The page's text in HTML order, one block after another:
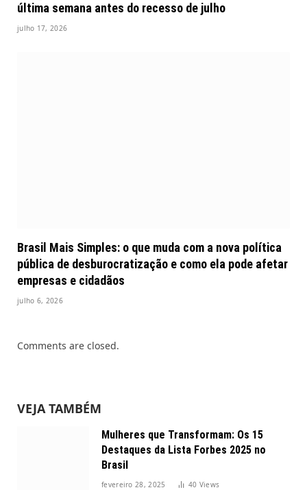
última semana antes do recesso de julho
julho 17, 2026
Brasil Mais Simples: o que muda com a nova política
pública de desburocratização e como ela pode afetar
empresas e cidadãos
julho 6, 2026
Comments are closed.
VEJA TAMBÉM
Mulheres que Transformam: Os 15
Destaques da Lista Forbes 2025 no
Brasil
fevereiro 28, 2025 40 Views